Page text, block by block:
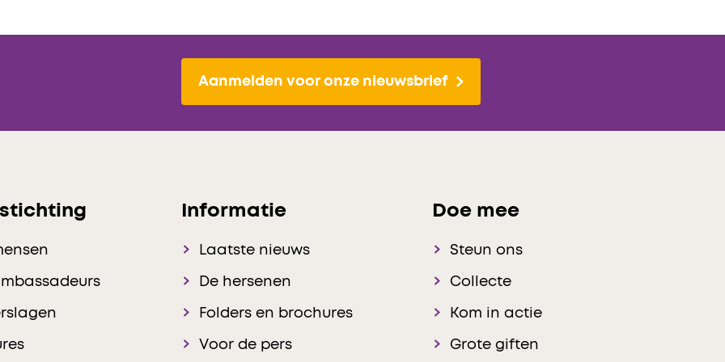
Aanmelden voor onze nieuwsbrief
Informatie
Laatste nieuws
De hersenen
Folders en brochures
Voor de pers
Doe mee
Steun ons
Collecte
Kom in actie
Grote giften